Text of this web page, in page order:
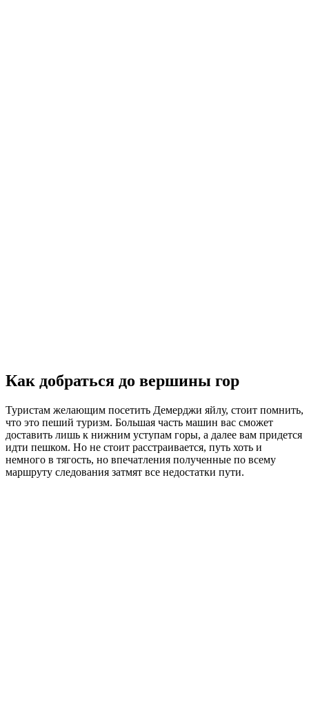
Как добраться до вершины гор
Туристам желающим посетить Демерджи яйлу, стоит помнить,
что это пеший туризм. Большая часть машин вас сможет
доставить лишь к нижним уступам горы, а далее вам придется
идти пешком. Но не стоит расстраивается, путь хоть и
немного в тягость, но впечатления полученные по всему
маршруту следования затмят все недостатки пути.